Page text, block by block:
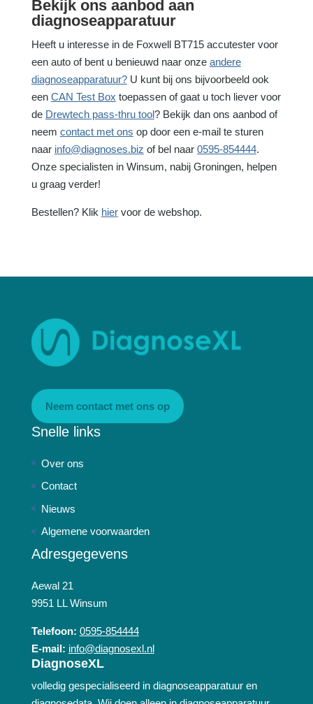
Bekijk ons aanbod aan
diagnoseapparatuur
Heeft u interesse in de Foxwell BT715 accutester voor
een auto of bent u benieuwd naar onze andere
diagnoseapparatuur?U kunt bij ons bijvoorbeeld ook
een CAN Test Box toepassen of gaat u toch liever voor
de Drewtech pass-thru tool? Bekijk dan ons aanbod of
neem contact met ons op door een e-mail te sturen
naar info@diagnoses.biz of bel naar 0595-854444.
Onze specialisten in Winsum, nabij Groningen, helpen
u graag verder!
Bestellen? Klik hiervoor de webshop.
Neem contact met ons op
Snelle links
Over ons
Contact
Nieuws
Algemene voorwaarden
Adresgegevens
Aewal 21
9951 LL Winsum
Telefoon: 0595-854444
E-mail: info@diagnosexl.nl
DiagnoseXL
volledig gespecialiseerd in diagnoseapparatuur en